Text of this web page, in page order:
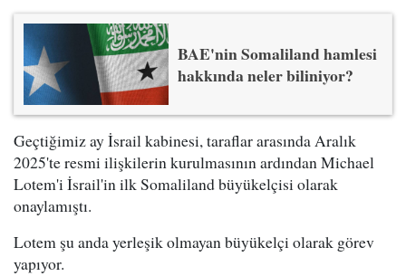
BAE'nin Somaliland hamlesi
hakkında neler biliniyor?
Geçtiğimiz ay İsrail kabinesi, taraflar arasında Aralık
2025'te resmi ilişkilerin kurulmasının ardından Michael
Lotem'i İsrail'in ilk Somaliland büyükelçisi olarak
onaylamıştı.
Lotem şu anda yerleşik olmayan büyükelçi olarak görev
yapıyor.